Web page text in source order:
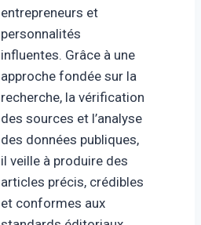
entrepreneurs et
personnalités
influentes. Grâce à une
approche fondée sur la
recherche, la vérification
des sources et l’analyse
des données publiques,
il veille à produire des
articles précis, crédibles
et conformes aux